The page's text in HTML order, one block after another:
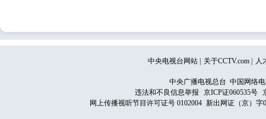
中央电视台网站 关于CCTV.com 人
中央广播电视总台 中国网络
违法和不良信息举报
京ICP证060535号
网上传播视听节目许可证号 0102004 新出网证（京）